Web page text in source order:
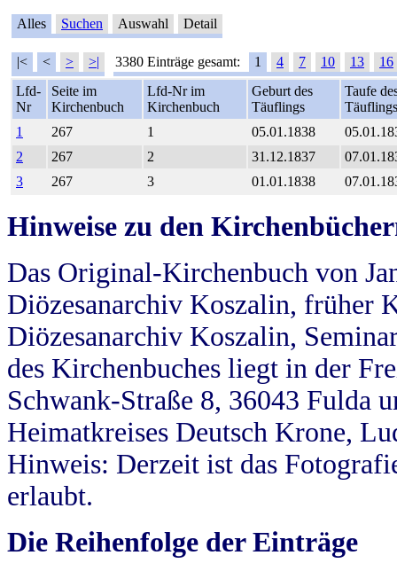
Alles Suchen Auswahl Detail
|< < > >| 3380 Einträge gesamt: 1 4 7 10 13
16
Lfd-
Nr
Seite im
Kirchenbuch
Lfd-Nr im
Kirchenbuch
Geburt des
Täuflings
Taufe
Täuflings
1
267 1 05.01.1838
2
267 2 31.12.1837
3
267 3 01.01.1838
Hinweise zu den
Das Original-Kirchenbuch von
Diözesanarchiv Koszalin, früher
Diözesanarchiv Koszalin,
des Kirchenbuches liegt in der
Schwank-Straße 8, 36043 Fulda
Heimatkreises Deutsch Krone,
Hinweis: Derzeit ist das
erlaubt.
Die Reihenfolge der Einträge